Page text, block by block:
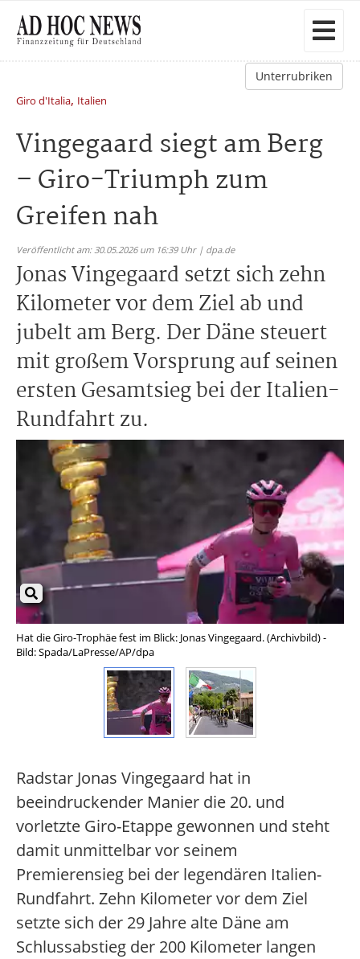
Unterrubriken
Giro d'Italia, Italien
Vingegaard siegt am Berg
– Giro-Triumph zum
Greifen nah
Veröffentlicht am: 30.05.2026 um 16:39 Uhr | dpa.de
Jonas Vingegaard setzt sich zehn
Kilometer vor dem Ziel ab und
jubelt am Berg. Der Däne steuert
mit großem Vorsprung auf seinen
ersten Gesamtsieg bei der Italien-
Rundfahrt zu.
Hat die Giro-Trophäe fest im Blick: Jonas Vingegaard. (Archivbild) -
Bild: Spada/LaPresse/AP/dpa
Radstar Jonas Vingegaard hat in
beeindruckender Manier die 20. und
vorletzte Giro-Etappe gewonnen und steht
damit unmittelbar vor seinem
Premierensieg bei der legendären Italien-
Rundfahrt. Zehn Kilometer vor dem Ziel
setzte sich der 29 Jahre alte Däne am
Schlussabstieg der 200 Kilometer langen